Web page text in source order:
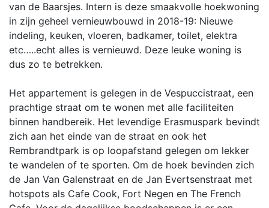
van de Baarsjes. Intern is deze smaakvolle hoekwoning
in zijn geheel vernieuwbouwd in 2018-19: Nieuwe
indeling, keuken, vloeren, badkamer, toilet, elektra
etc…..echt alles is vernieuwd. Deze leuke woning is
dus zo te betrekken.
Het appartement is gelegen in de Vespuccistraat, een
prachtige straat om te wonen met alle faciliteiten
binnen handbereik. Het levendige Erasmuspark bevindt
zich aan het einde van de straat en ook het
Rembrandtpark is op loopafstand gelegen om lekker
te wandelen of te sporten. Om de hoek bevinden zich
de Jan Van Galenstraat en de Jan Evertsenstraat met
hotspots als Cafe Cook, Fort Negen en The French